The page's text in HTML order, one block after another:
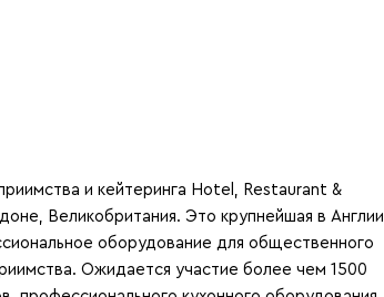
и кейтеринга Hotel, Restaurant &
Великобритания. Это крупнейшая в Англии
оборудование для общественного
Ожидается участие более чем 1500